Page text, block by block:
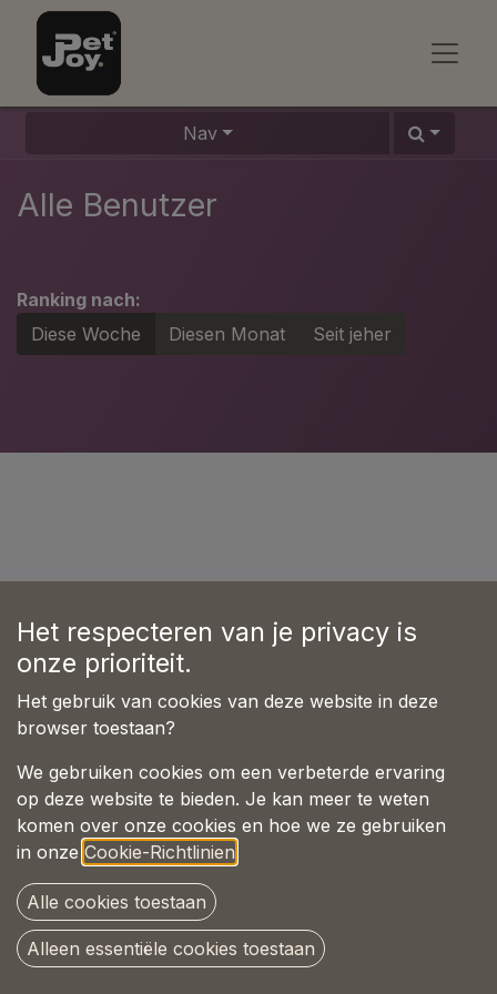
Nav
Alle Benutzer
Ranking nach:
Diese Woche
Diesen Monat Seit jeher
Noch keine Rangliste :(
Copyright © Pet-joy Products B.V.
Het respecteren van je privacy is
onze prioriteit.
Het gebruik van cookies van deze website in deze
browser toestaan?
We gebruiken cookies om een verbeterde ervaring
op deze website te bieden. Je kan meer te weten
komen over onze cookies en hoe we ze gebruiken
in onze Cookie-Richtlinien
Alle cookies toestaan
Alleen essentiële cookies toestaan